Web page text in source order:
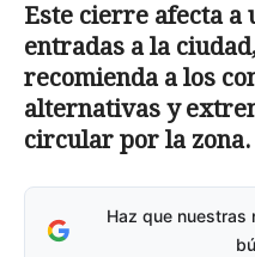
Este cierre afecta a
entradas a la
recomienda a los
alternativas y
circular por la zona.
Haz que nuestras